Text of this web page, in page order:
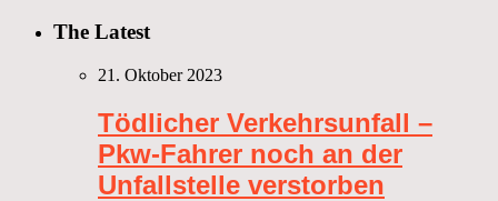
The Latest
21. Oktober 2023
Tödlicher Verkehrsunfall –
Pkw-Fahrer noch an der
Unfallstelle verstorben